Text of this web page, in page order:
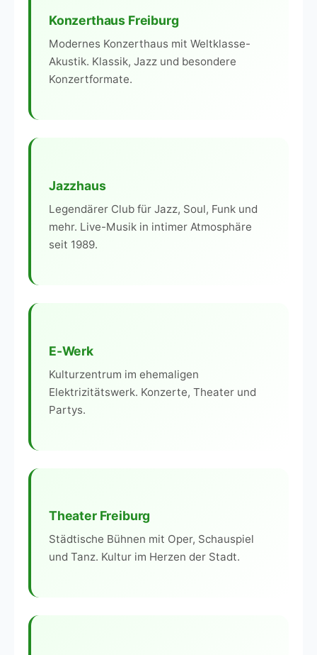
Konzerthaus Freiburg
Modernes Konzerthaus mit Weltklasse-
Akustik. Klassik, Jazz und besondere
Konzertformate.
Jazzhaus
Legendärer Club für Jazz, Soul, Funk und
mehr. Live-Musik in intimer Atmosphäre
seit 1989.
E-Werk
Kulturzentrum im ehemaligen
Elektrizitätswerk. Konzerte, Theater und
Partys.
Theater Freiburg
Städtische Bühnen mit Oper, Schauspiel
und Tanz. Kultur im Herzen der Stadt.